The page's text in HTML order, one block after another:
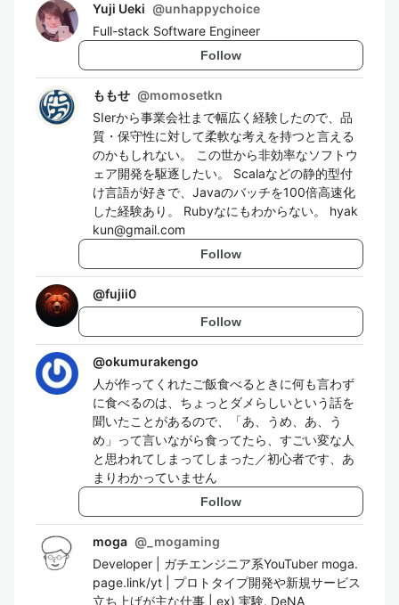
Yuji Ueki @unhappychoice
Full-stack Software Engineer
Follow
ももせ @momosetkn
SIerから事業会社まで幅広く経験したので、品
質・保守性に対して柔軟な考えを持つと言える
のかもしれない。 この世から非効率なソフトウ
ェア開発を駆逐したい。 Scalaなどの静的型付
け言語が好きで、Javaのバッチを100倍高速化
した経験あり。 Rubyなにもわからない。 hyak
kun@gmail.com
Follow
@fujii0
Follow
@okumurakengo
人が作ってくれたご飯食べるときに何も言わず
に食べるのは、ちょっとダメらしいという話を
聞いたことがあるので、「あ、うめ、あ、う
め」って言いながら食ってたら、すごい変な人
と思われてしまってしまった／初心者です、あ
まりわかっていません
Follow
moga @ _mogaming
Developer | ガチエンジニア系YouTuber moga.
page.link/yt | プロトタイプ開発や新規サービス
立ち上げが主な仕事 | ex) 実験, DeNA